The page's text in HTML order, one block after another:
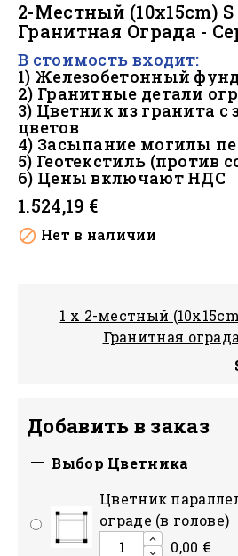
2-Местный (10x15cm) S
Гранитная Оградa -
В стоимость входит:
1) Железобетонный
2) Гранитные детали
3) Цветник из гранита с
цветов
4) Засыпание могилы
5) Геотекстиль (против
6) Цены включают НДС
1.524,19 €
 Нет в наличии
1 x 2-местный
Гранитная
Добавить в заказ
 Bыбор Цветникa
Цветник
ограде (в голове)
0,00 €